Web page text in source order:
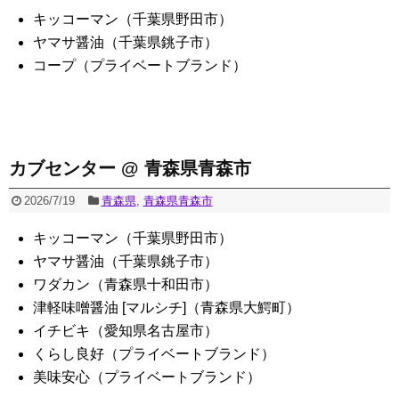
キッコーマン（千葉県野田市）
ヤマサ醤油（千葉県銚子市）
コープ（プライベートブランド）
カブセンター @ 青森県青森市
2026/7/19 青森県, 青森県青森市
キッコーマン（千葉県野田市）
ヤマサ醤油（千葉県銚子市）
ワダカン（青森県十和田市）
津軽味噌醤油 [マルシチ]（青森県大鰐町）
イチビキ（愛知県名古屋市）
くらし良好（プライベートブランド）
美味安心（プライベートブランド）